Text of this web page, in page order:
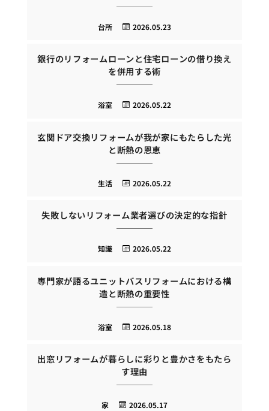
2026.05.23
台所
銀行のリフォームローンと住宅ローンの借り換え
を併用する術
2026.05.22
浴室
玄関ドア交換リフォームが我が家にもたらした光
と断熱の恩恵
2026.05.22
生活
失敗しないリフォーム業者選びの決定的な指針
2026.05.22
知識
専門家が語るユニットバスリフォームにおける構
造と断熱の重要性
2026.05.18
浴室
出窓リフォームが暮らしに彩りと豊かさをもたら
す理由
2026.05.17
家